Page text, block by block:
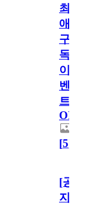
최
애
구
독
이
벤
트
OPEN!
[5]
[공
지]